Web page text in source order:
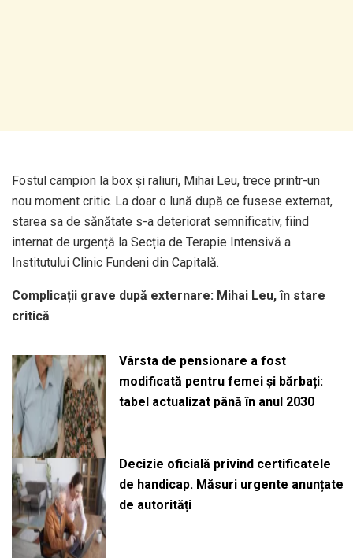
Fostul campion la box și raliuri, Mihai Leu, trece printr-un
nou moment critic. La doar o lună după ce fusese externat,
starea sa de sănătate s-a deteriorat semnificativ, fiind
internat de urgență la Secția de Terapie Intensivă a
Institutului Clinic Fundeni din Capitală.
Complicații grave după externare: Mihai Leu, în stare
critică
Vârsta de pensionare a fost
modificată pentru femei și bărbați:
tabel actualizat până în anul 2030
Decizie oficială privind certificatele
de handicap. Măsuri urgente anunțate
de autorități